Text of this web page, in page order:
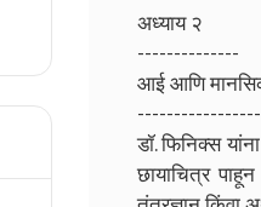
अध्याय २
--------------
आई आणि
डॉ. फिनिक्स
छायाचित्र